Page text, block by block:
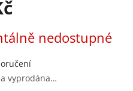
nedostupné
vyprodána…